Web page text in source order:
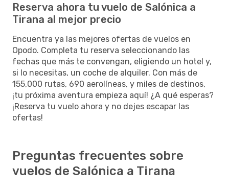
Reserva ahora tu vuelo de Salónica a
Tirana al mejor precio
Encuentra ya las mejores ofertas de vuelos en
Opodo. Completa tu reserva seleccionando las
fechas que más te convengan, eligiendo un hotel y,
si lo necesitas, un coche de alquiler. Con más de
155,000 rutas, 690 aerolíneas, y miles de destinos,
¡tu próxima aventura empieza aquí! ¿A qué esperas?
¡Reserva tu vuelo ahora y no dejes escapar las
ofertas!
Preguntas frecuentes sobre
vuelos de Salónica a Tirana